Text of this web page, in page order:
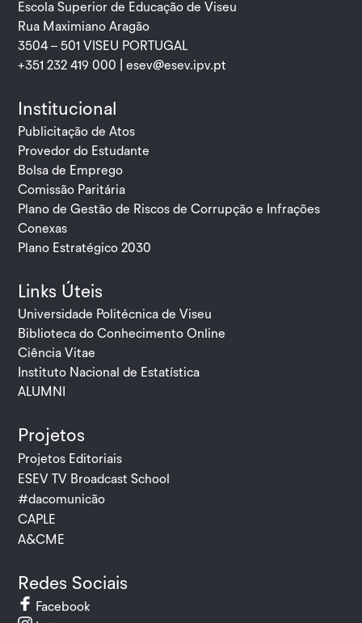
Escola Superior de Educação de Viseu
Rua Maximiano Aragão
3504 – 501 VISEU PORTUGAL
+351 232 419 000 |esev@esev.ipv.pt
Institucional
Publicitação de Atos
Provedor do Estudante
Bolsa de Emprego
Comissão Paritária
Plano de Gestão de Riscos de Corrupção e Infrações
Conexas
Plano Estratégico 2030
Links Úteis
Universidade Politécnica de Viseu
Biblioteca do Conhecimento Online
Ciência Vitae
Instituto Nacional de Estatística
ALUMNI
Projetos
Projetos Editoriais
ESEV TV Broadcast School
#dacomunicão
CAPLE
A&CME
Redes Sociais
Facebook